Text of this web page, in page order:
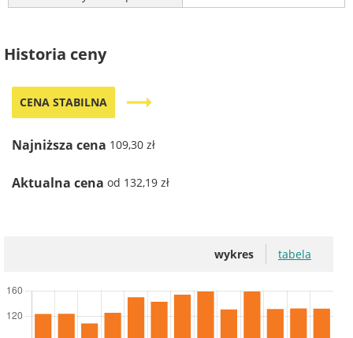
Historia ceny
CENA STABILNA trending_flat
Najniższa cena 109,30 zł
Aktualna cena od 132,19 zł
wykres tabela